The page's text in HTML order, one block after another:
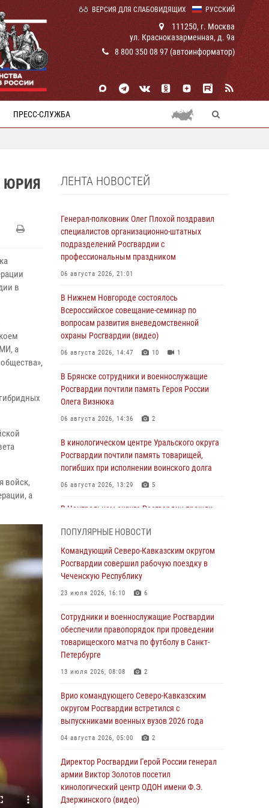
РУССКИЙ
ВЕРСИЯ ДЛЯ СЛАБОВИДЯЩИХ
111250, г. Москва
ул. Красноказарменная, д. 9а
8 800 350 08 97 (автоинформатор)
ПРЕСС-СЛУЖБА
ЮРИЯ
в
а
войск,
а
ЛЕНТА НОВОСТЕЙ
Генерал-полковник Олег Плохой поздравил
специалистов организационно-штатных
подразделений Росгвардии с
профессиональным праздником
06 августа 2026, 21:01
В Нижнем Новгороде состоялось
Всероссийское совещание-семинар по
вопросам развития вневедомственной
охраны Росгвардии (видео)
06 августа 2026, 14:47 10 1
В Брянске сотрудники и военнослужащие
Росгвардии почтили память Героя России
Олега Визнюка
06 августа 2026, 14:36 2
В кинологическом центре Уральского округа
Росгвардии почтили память товарищей,
погибших при исполнении воинского долга
06 августа 2026, 13:29 5
В Центральном округе Росгвардии прошли
И.К. Яковлева
06 августа 2026, 13:24
Росгвардейцы задержали мужчину,
открывшего стрельбу в Подмосковье (видео)
Росгвардейцы провели выставку вооружения
для участников сбора «Гвардеец» в Пензе
(видео)
06 августа 2026, 12:00
В Курске росгвардейцы приняли участие в
митинге, посвященном второй годовщине
вторжения ВСУ на территорию области
06 августа 2026, 11:56 4
В Санкт-Петербурге наряд Росгвардии
задержал правонарушителя, угрожавшего
подростку травматическим пистолетом
06 августа 2026, 11:33
ПОПУЛЯРНЫЕ НОВОСТИ
Командующий Северо-Кавказским округом
Росгвардии совершил рабочую поездку в
Чеченскую Республику
23 июля 2026, 16:10 6
Сотрудники и военнослужащие Росгвардии
обеспечили правопорядок при проведении
товарищеского матча по футболу в Санкт-
Петербурге
13 июля 2026, 08:08 2
Врио командующего Северо-Кавказским
округом Росгвардии встретился с
выпускниками военных вузов 2026 года
04 августа 2026, 05:00 2
Директор Росгвардии Герой России генерал
армии Виктор Золотов посетил
кинологический центр ОДОН имени Ф.Э.
Дзержинского (видео)